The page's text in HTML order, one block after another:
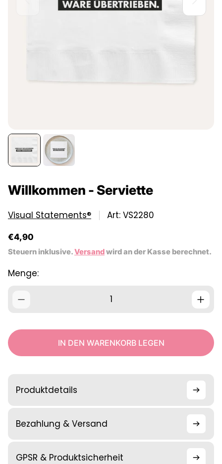
Willkommen - Serviette
Visual Statements® Art: VS2280
R
e
g
l
r
e
€4,90
Steuern inklusive.Versandwird an der Kasse berechnet.
Menge:
IN DEN WARENKORB LEGEN
Produktdetails
Bezahlung & Versand
GPSR & Produktsicherheit